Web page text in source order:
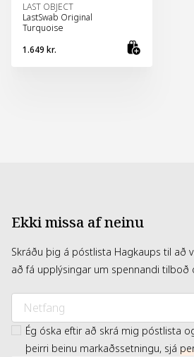
LAST OBJECT
LastSwab Original
Turquoise
1.649 kr.
Ekki missa af neinu
Skráðu þig á póstlista Hagkaups til að
að fá upplýsingar um spennandi tilboð
Ég óska eftir að skrá mig póstlista
þeirri beinu markaðssetningu, sjá